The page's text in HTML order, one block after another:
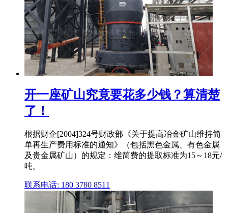
开一座矿山究竟要花多少钱？算清楚
了！
根据财企[2004]324号财政部《关于提高冶金矿山维持简
单再生产费用标准的通知》（包括黑色金属、有色金属
及贵金属矿山）的规定：维简费的提取标准为15～18元/
吨。
联系电话: 180 3780 8511